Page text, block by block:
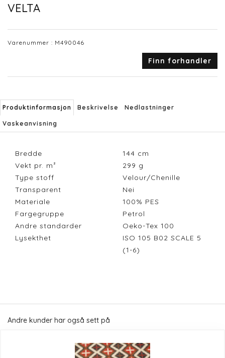
VELTA
Varenummer : M490046
Finn forhandler
Produktinformasjon Beskrivelse Nedlastninger
Vaskeanvisning
Bredde 144 cm
Vekt pr. m²
299 g
Type stoff
Velour/Chenille
Transparent
Nei
Materiale
100% PES
Fargegruppe
Petrol
Andre standarder
Oeko-Tex 100
Lysekthet
ISO 105 B02 SCALE 5
(1-6)
Andre kunder har også sett på